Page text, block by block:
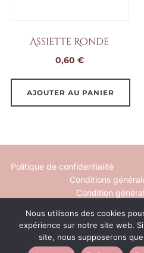
Assiette Ronde
0,60 €
AJOUTER AU PANIER
Politique de confidentialité
Conditions
Condition
Mentions
Inspiro Theme
Nous utilisons des cookies
expérience sur notre site web.
site, nous supposerons